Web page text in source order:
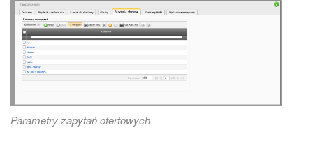
Parametry zapytań ofertowych